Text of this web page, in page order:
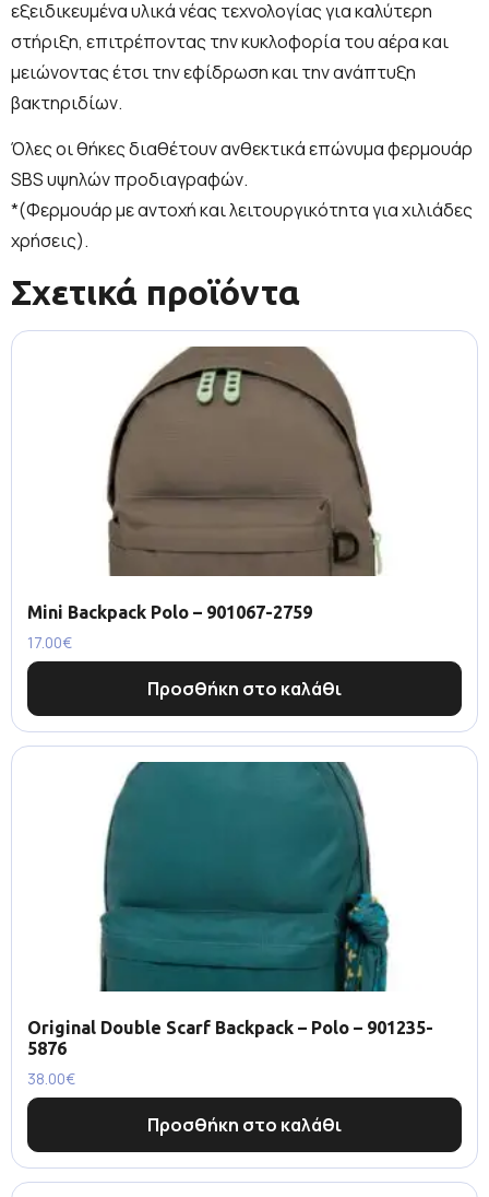
εξειδικευμένα υλικά νέας τεχνολογίας για καλύτερη
στήριξη, επιτρέποντας την κυκλοφορία του αέρα και
μειώνοντας έτσι την εφίδρωση και την ανάπτυξη
βακτηριδίων.
Όλες οι θήκες διαθέτουν ανθεκτικά επώνυμα φερμουάρ
SBS υψηλών προδιαγραφών.
*(Φερμουάρ με αντοχή και λειτουργικότητα για χιλιάδες
χρήσεις).
Σχετικά προϊόντα
Mini Backpack Polo – 901067-2759
17.00€
Προσθήκη στο καλάθι
Original Double Scarf Backpack – Polo – 901235-
5876
38.00€
Προσθήκη στο καλάθι